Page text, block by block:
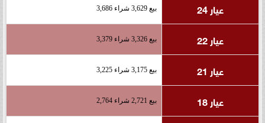
عيار 24
بيع 3,629 شراء 3,686
عيار 22 بيع 3,326 شراء 3,379
عيار 21 بيع 3,175 شراء 3,225
عيار 18 بيع 2,721 شراء 2,764